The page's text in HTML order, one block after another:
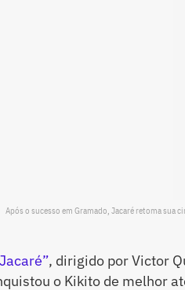
Após o sucesso em Gramado, Jacaré retoma sua
, dirigido por Victor
o Kikito de melhor